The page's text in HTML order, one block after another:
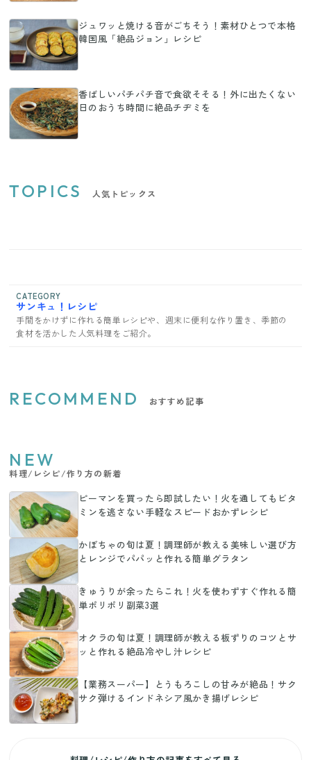
ジュワッと焼ける音がごちそう！素材ひとつで本格
韓国風「絶品ジョン」レシピ
香ばしいパチパチ音で食欲そそる！外に出たくない
日のおうち時間に絶品チヂミを
TOPICS 人気トピックス
CATEGORY
サンキュ！レシピ
手間をかけずに作れる簡単レシピや、週末に便利な作り置き、季節の
食材を活かした人気料理をご紹介。
RECOMMEND おすすめ記事
NEW
料理/レシピ/作り方の新着
ピーマンを買ったら即試したい！火を通してもビタ
ミンを逃さない手軽なスピードおかずレシピ
かぼちゃの旬は夏！調理師が教える美味しい選び方
とレンジでパパッと作れる簡単グラタン
きゅうりが余ったらこれ！火を使わずすぐ作れる簡
単ポリポリ副菜3選
オクラの旬は夏！調理師が教える板ずりのコツとサ
ッと作れる絶品冷やし汁レシピ
【業務スーパー】とうもろこしの甘みが絶品！サク
サク弾けるインドネシア風かき揚げレシピ